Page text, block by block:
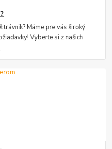
trávnik? Máme pre vás široký
Vyberte si z našich